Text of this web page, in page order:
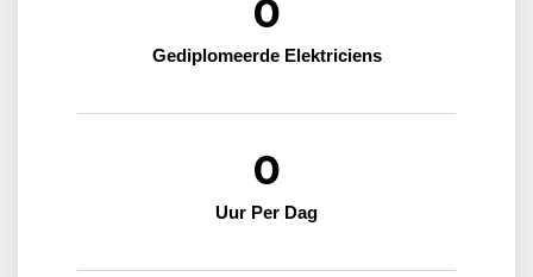
Gediplomeerde Elektriciens
0
Uur Per Dag
0